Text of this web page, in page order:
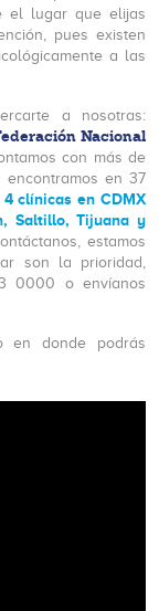
el lugar que elijas
pues existen
a las
a nosotras:
Nacional
con más de
en 37
4 clínicas en CDMX
Saltillo, Tijuana y
estamos
son la prioridad,
0000 o envíanos
en donde podrás